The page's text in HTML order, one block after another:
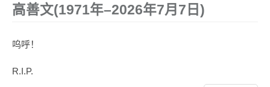
高善文(1971年–2026年7月7日)
呜呼！
R.I.P.